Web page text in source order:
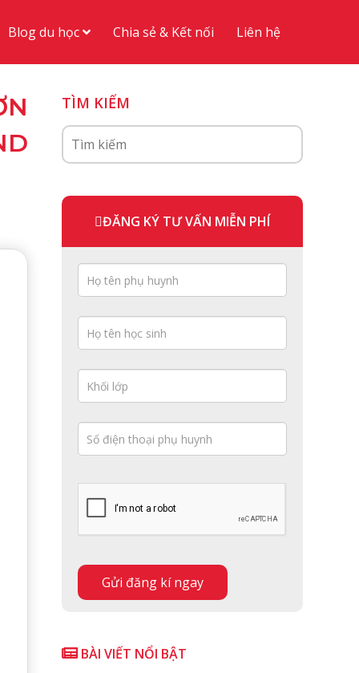
Blog du học Chia sẻ & Kết nối Liên hệ
TÌM KIẾM
ĐĂNG KÝ TƯ VẤN MIỄN PHÍ
BÀI VIẾT NỔI BẬT